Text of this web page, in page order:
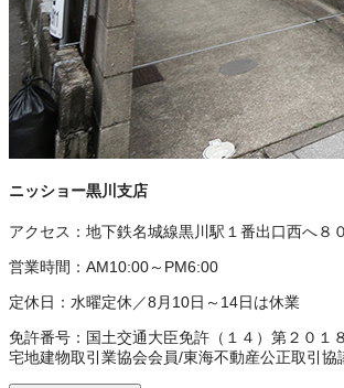
ニッショー黒川支店
アクセス： 地下鉄名城線黒川駅１番出口西へ８
営業時間： AM10:00～PM6:00
定休日： 水曜定休／8月10日～14日は休業
免許番号： 国土交通大臣免許（１４）第２０１
宅地建物取引業協会会員/東海不動産公正取引協